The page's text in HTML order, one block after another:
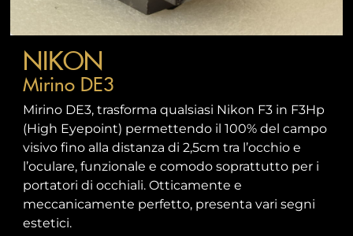
NIKON
Mirino DE3
Mirino DE3, trasforma qualsiasi Nikon F3 in F3Hp
(High Eyepoint) permettendo il 100% del campo
visivo fino alla distanza di 2,5cm tra l’occhio e
l’oculare, funzionale e comodo soprattutto per i
portatori di occhiali. Otticamente e
meccanicamente perfetto, presenta vari segni
estetici.